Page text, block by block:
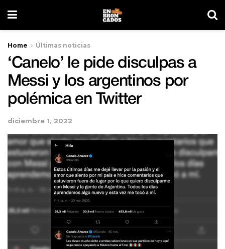
Home Últimas noticias
‘Canelo’ le pide disculpas a
Messi y los argentinos por
polémica en Twitter
diciembre 1, 2022